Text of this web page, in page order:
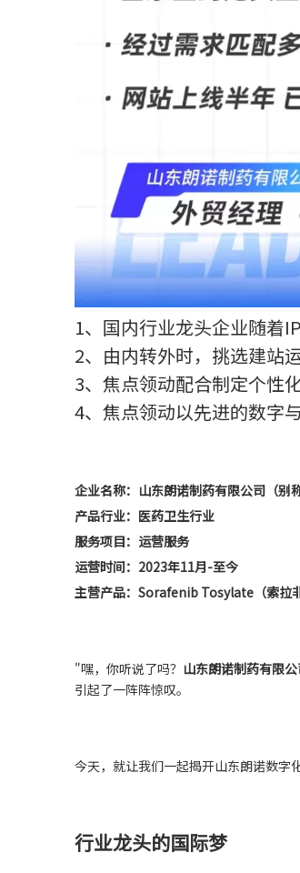
1、国内行业龙头企业随着
2、由内转外时，挑选建站
3、焦点领动配合制定个性
4、焦点领动以先进的数字
企业名称：山东朗诺制药有限公司（别
产品行业：医药卫生行业
服务项目：运营服务
运营时间：2023年11月-至今
主营产品：Sorafenib Tosylate（索拉
"嘿，你听说了吗？ 山东朗诺制药有限
引起了一阵阵惊叹。
今天，就让我们一起揭开山东朗诺数字
行业龙头的国际梦